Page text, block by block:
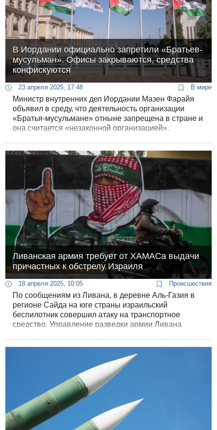
В Иордании официально запретили «Братьев-
мусульман». Офисы закрываются, средства
конфискуются
23 апреля 2025, 17:48 В мире
Министр внутренних дел Иордании Мазен Фарайя
объявил в среду, что деятельность организации
«Братья-мусульмане» отныне запрещена в стране и
она считается «незаконной организацией».
Ливанская армия требует от ХАМАСа выдачи
причастных к обстрелу Израиля
18 апреля 2025, 10:05 Происшествия
По сообщениям из Ливана, в деревне Аль-Газия в
регионе Сайда на юге страны израильский
беспилотник совершил атаку на транспортное
средство. Управление разведки армии Ливана